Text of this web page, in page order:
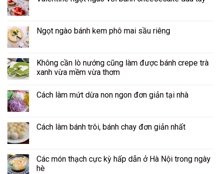
Ngọt ngào bánh kem phô mai sầu riêng
Không cần lò nướng cũng làm được bánh crepe trà
xanh vừa mềm vừa thơm
Cách làm mứt dừa non ngon đơn giản tại nhà
Cách làm bánh trôi, bánh chay đơn giản nhất
Các món thạch cực kỳ hấp dẫn ở Hà Nội trong ngày
hè